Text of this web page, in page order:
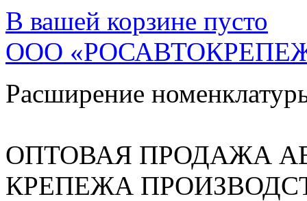
В вашей корзине пусто
ООО
Расширение
ОПТОВАЯ ПРОДАЖА
КРЕПЕЖА